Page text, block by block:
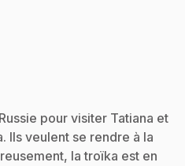
pour visiter Tatiana et
Ils veulent se rendre à la
la troïka est en